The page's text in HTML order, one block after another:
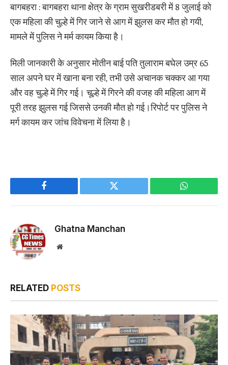
बागबहरा : बागबहरा थाना क्षेत्र के ग्राम सुखरीडबरी में 8 जुलाई को
एक महिला की चुल्हे में गिर जाने से आग में झुलस कर मौत हो गयी,
मामले में पुलिस ने मर्म कायम किया है।
मिली जानकारी के अनुसार मोतीन बाई पति तुलाराम बघेल उम्र 65
साल अपने घर में खाना बना रही, तभी उसे अचानक चक्कर आ गया
और वह चुल्हे में गिर गई। चूल्हे में गिरने की वजह की महिला आग में
पूरी तरह झुलस गई जिससे उनकी मौत हो गई।रिपोर्ट पर पुलिस ने
मर्ग कायम कर जांच विवेचना में लिया है।
Facebook Twitter WhatsApp
Ghatna Manchan
Website
RELATED POSTS